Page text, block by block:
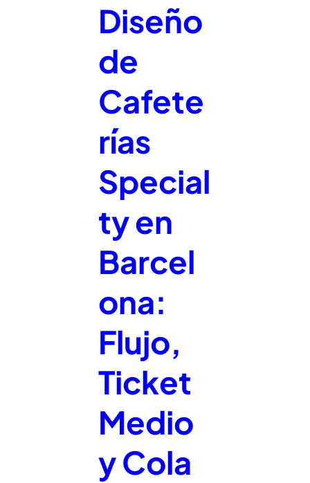
Diseño
de
Cafete
rías
Special
ty en
Barcel
ona:
Flujo,
Ticket
Medio
y Cola